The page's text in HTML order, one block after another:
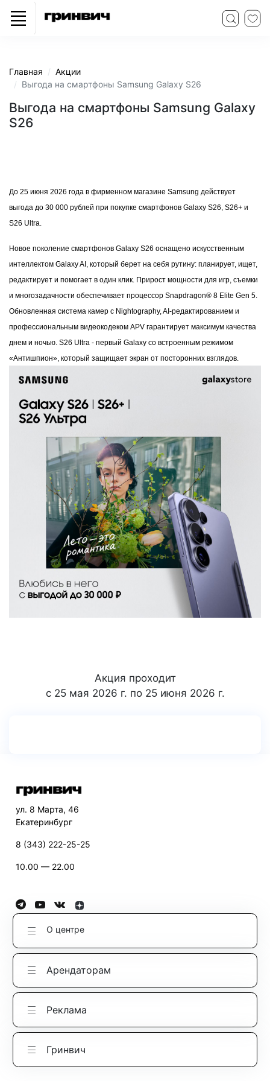
Главная
Акции
Выгода на смартфоны Samsung Galaxy S26
Выгода на смартфоны Samsung Galaxy
S26
До 25 июня 2026 года в фирменном магазине Samsung действует
выгода до 30 000 рублей при покупке смартфонов Galaxy S26, S26+ и
S26 Ultra.
Новое поколение смартфонов Galaxy S26 оснащено искусственным
интеллектом Galaxy AI, который берет на себя рутину: планирует, ищет,
редактирует и помогает в один клик. Прирост мощности для игр, съемки
и многозадачности обеспечивает процессор Snapdragon® 8 Elite Gen 5.
Обновленная система камер с Nightography, AI-редактированием и
профессиональным видеокодеком APV гарантирует максимум качества
днем и ночью. S26 Ultra - первый Galaxy со встроенным режимом
«Антишпион», который защищает экран от посторонних взглядов.
Акция проходит
с 25 мая 2026 г. по 25 июня 2026 г.
ул. 8 Марта, 46
Екатеринбург
8 (343) 222-25-25
10.00 — 22.00
О центре
Арендаторам
Реклама
Гринвич